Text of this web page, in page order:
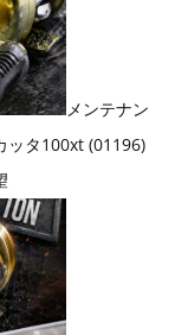
メンテナン
ッタ100xt (01196)